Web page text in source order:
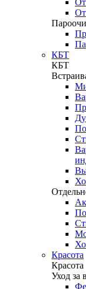
КБТ
КБТ
Красота
Красота
Уход за